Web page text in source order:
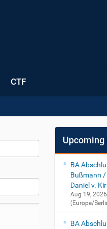
CTF
Upcoming
BA
Bußmann /
Daniel v.
Aug 19, 2026
(Europe/
BA